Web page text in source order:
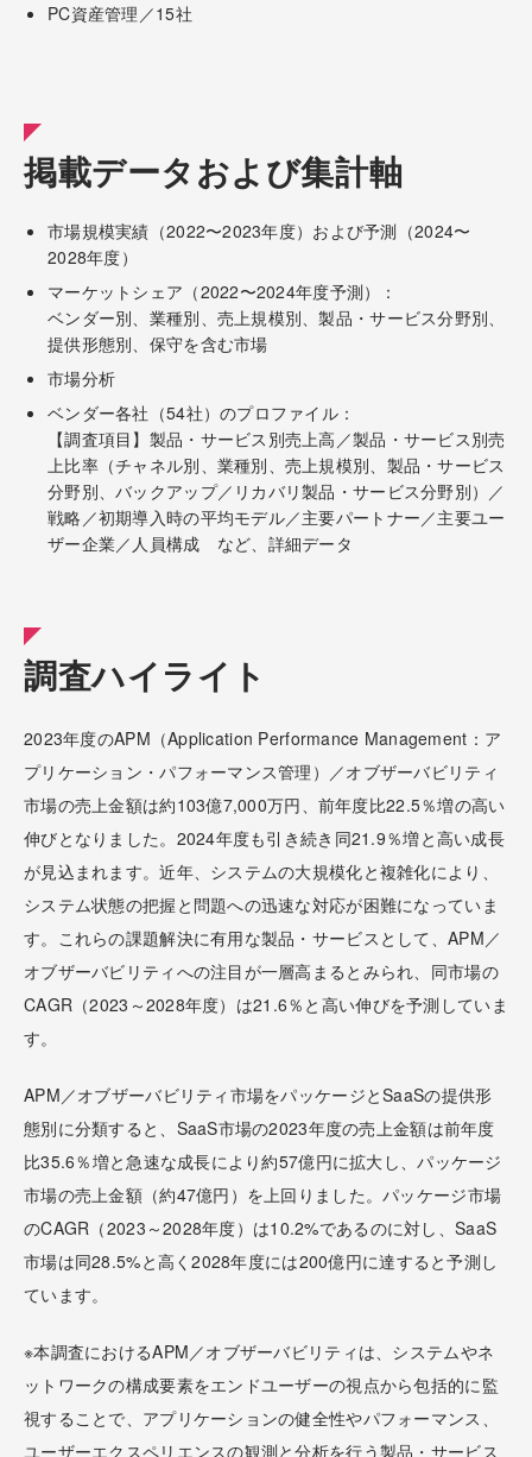
PC資産管理／15社
掲載データおよび集計軸
市場規模実績（2022〜2023年度）および予測（2024〜
2028年度）
マーケットシェア（2022〜2024年度予測）：
ベンダー別、業種別、売上規模別、製品・サービス分野別、
提供形態別、保守を含む市場
市場分析
ベンダー各社（54社）のプロファイル：
【調査項目】製品・サービス別売上高／製品・サービス別売
上比率（チャネル別、業種別、売上規模別、製品・サービス
分野別、バックアップ／リカバリ製品・サービス分野別）／
戦略／初期導入時の平均モデル／主要パートナー／主要ユー
ザー企業／人員構成 など、詳細データ
調査ハイライト
2023年度のAPM（Application Performance Management：ア
プリケーション・パフォーマンス管理）／オブザーバビリティ
市場の売上金額は約103億7,000万円、前年度比22.5％増の高い
伸びとなりました。2024年度も引き続き同21.9％増と高い成長
が見込まれます。近年、システムの大規模化と複雑化により、
システム状態の把握と問題への迅速な対応が困難になっていま
す。これらの課題解決に有用な製品・サービスとして、APM／
オブザーバビリティへの注目が一層高まるとみられ、同市場の
CAGR（2023～2028年度）は21.6％と高い伸びを予測していま
す。
APM／オブザーバビリティ市場をパッケージとSaaSの提供形
態別に分類すると、SaaS市場の2023年度の売上金額は前年度
比35.6％増と急速な成長により約57億円に拡大し、パッケージ
市場の売上金額（約47億円）を上回りました。パッケージ市場
のCAGR（2023～2028年度）は10.2%であるのに対し、SaaS
市場は同28.5%と高く2028年度には200億円に達すると予測し
ています。
※本調査におけるAPM／オブザーバビリティは、システムやネ
ットワークの構成要素をエンドユーザーの視点から包括的に監
視することで、アプリケーションの健全性やパフォーマンス、
ユーザーエクスペリエンスの観測と分析を行う製品・サービス